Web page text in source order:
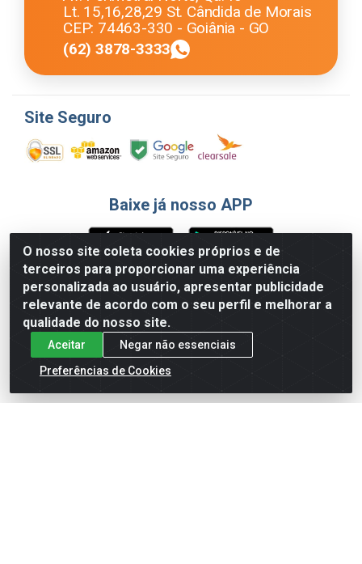
O nosso site coleta cookies próprios e de
terceiros para proporcionar uma experiência
personalizada ao usuário, apresentar publicidade
relevante de acordo com o seu perfil e melhorar a
qualidade do nosso site.
Aceitar
Negar não essenciais
Preferências de Cookies
Lt. 15,16,28,29 St. Cândida de Morais
CEP: 74463-330 - Goiânia - GO
(62) 3878-3333
Site Seguro
Baixe já nosso APP
Formas de Pagamento